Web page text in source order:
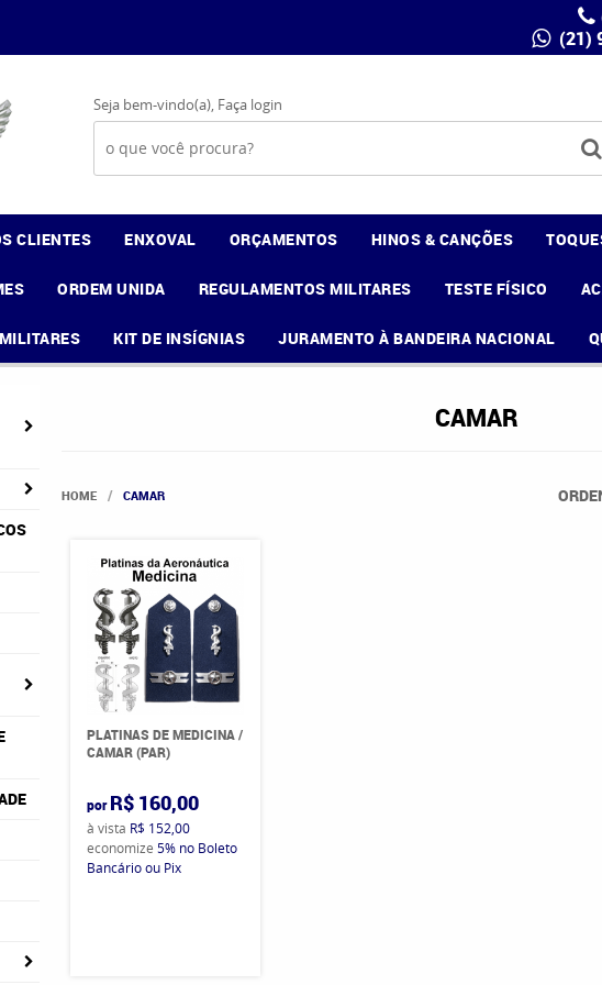
(21)
Seja bem-vindo(a), Faça login
CLIENTES ENXOVAL ORÇAMENTOS HINOS & CANÇÕES
ORDEM UNIDA REGULAMENTOS MILITARES TESTE FÍSICO
KIT DE INSÍGNIAS JURAMENTO À BANDEIRA NACIONAL
CAMAR
HOME CAMAR
PLATINAS DE MEDICINA /
CAMAR (PAR)
por R$ 160,00
à vista R$ 152,00
economize 5% no Boleto
Bancário ou Pix